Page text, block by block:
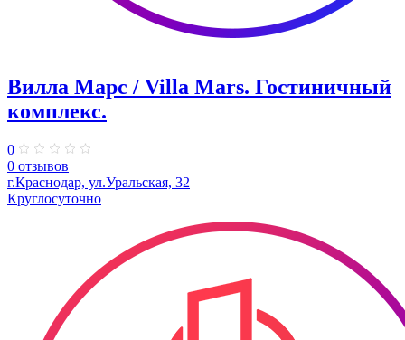
Вилла Марс / Villa Mars. Гостиничный
комплекс.
0
0 отзывов
г.Краснодар, ул.Уральская, 32
Круглосуточно